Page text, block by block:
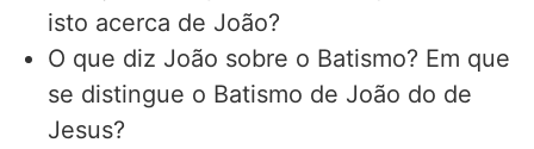
isto acerca de João?
O que diz João sobre o Batismo? Em que
se distingue o Batismo de João do de
Jesus?